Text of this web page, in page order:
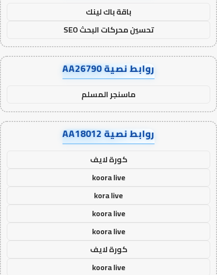
باقة باك لينك
تحسين محركات البحث SEO
روابط نصية AA26790
ماسنجر المسلم
روابط نصية AA18012
كورة لايف
koora live
kora live
koora live
koora live
كورة لايف
koora live